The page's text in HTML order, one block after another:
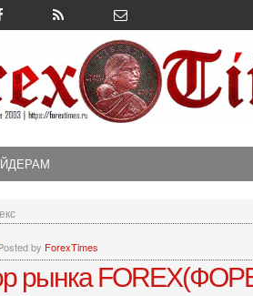
by ForexTimes
рынка